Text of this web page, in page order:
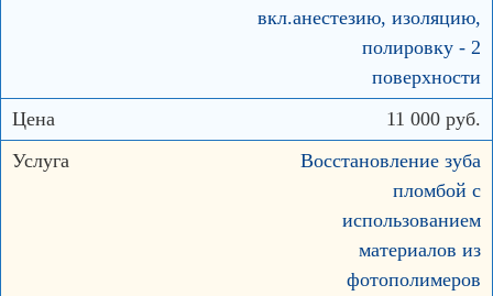
вкл.анестезию, изоляцию,
полировку - 2
поверхности
11 000 руб.
Восстановление зуба
пломбой с
использованием
материалов из
фотополимеров